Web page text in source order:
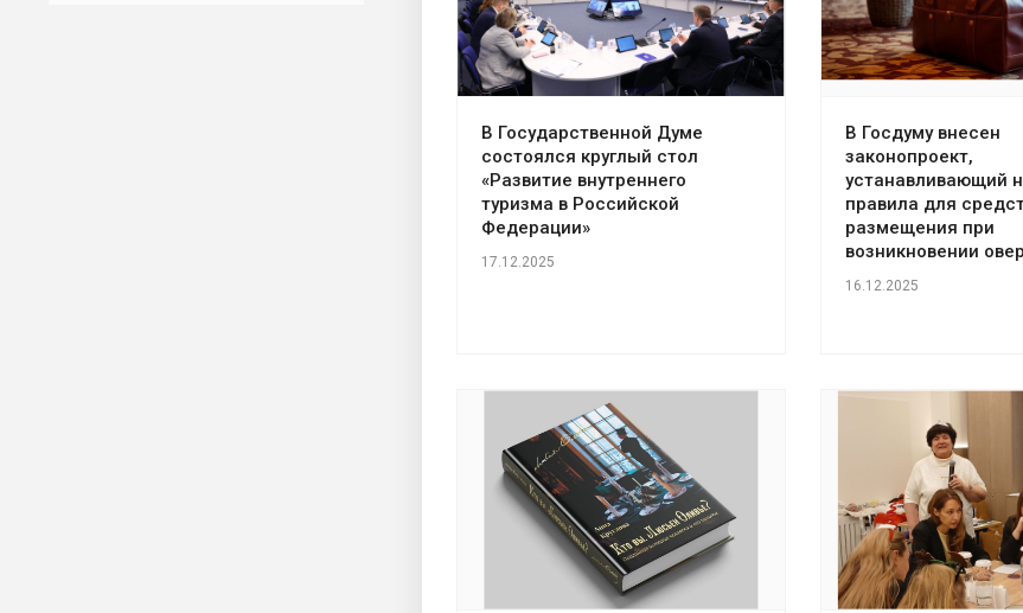
В Государственной Думе
состоялся круглый стол
«Развитие внутреннего
туризма в Российской
Федерации»
17.12.2025
В Госдуму внесен
законопроект,
устанавливающий
правила для
размещения при
возникновении
16.12.2025